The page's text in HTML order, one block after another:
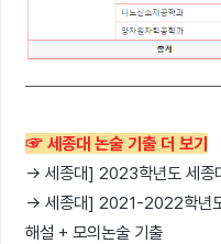
☞ 세종대 논술 기출 더 보기
→ 세종대] 2023학년도 세종
→ 세종대] 2021-2022학년
해설 + 모의논술 기출